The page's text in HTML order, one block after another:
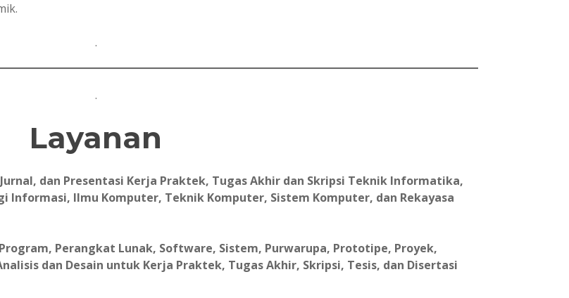
.
.
Layanan
dan Presentasi Kerja Praktek, Tugas Akhir dan Skripsi Teknik Informatika,
Ilmu Komputer, Teknik Komputer, Sistem Komputer, dan Rekayasa
Perangkat Lunak, Software, Sistem, Purwarupa, Prototipe, Proyek,
dan Desain untuk Kerja Praktek, Tugas Akhir, Skripsi, Tesis, dan Disertasi